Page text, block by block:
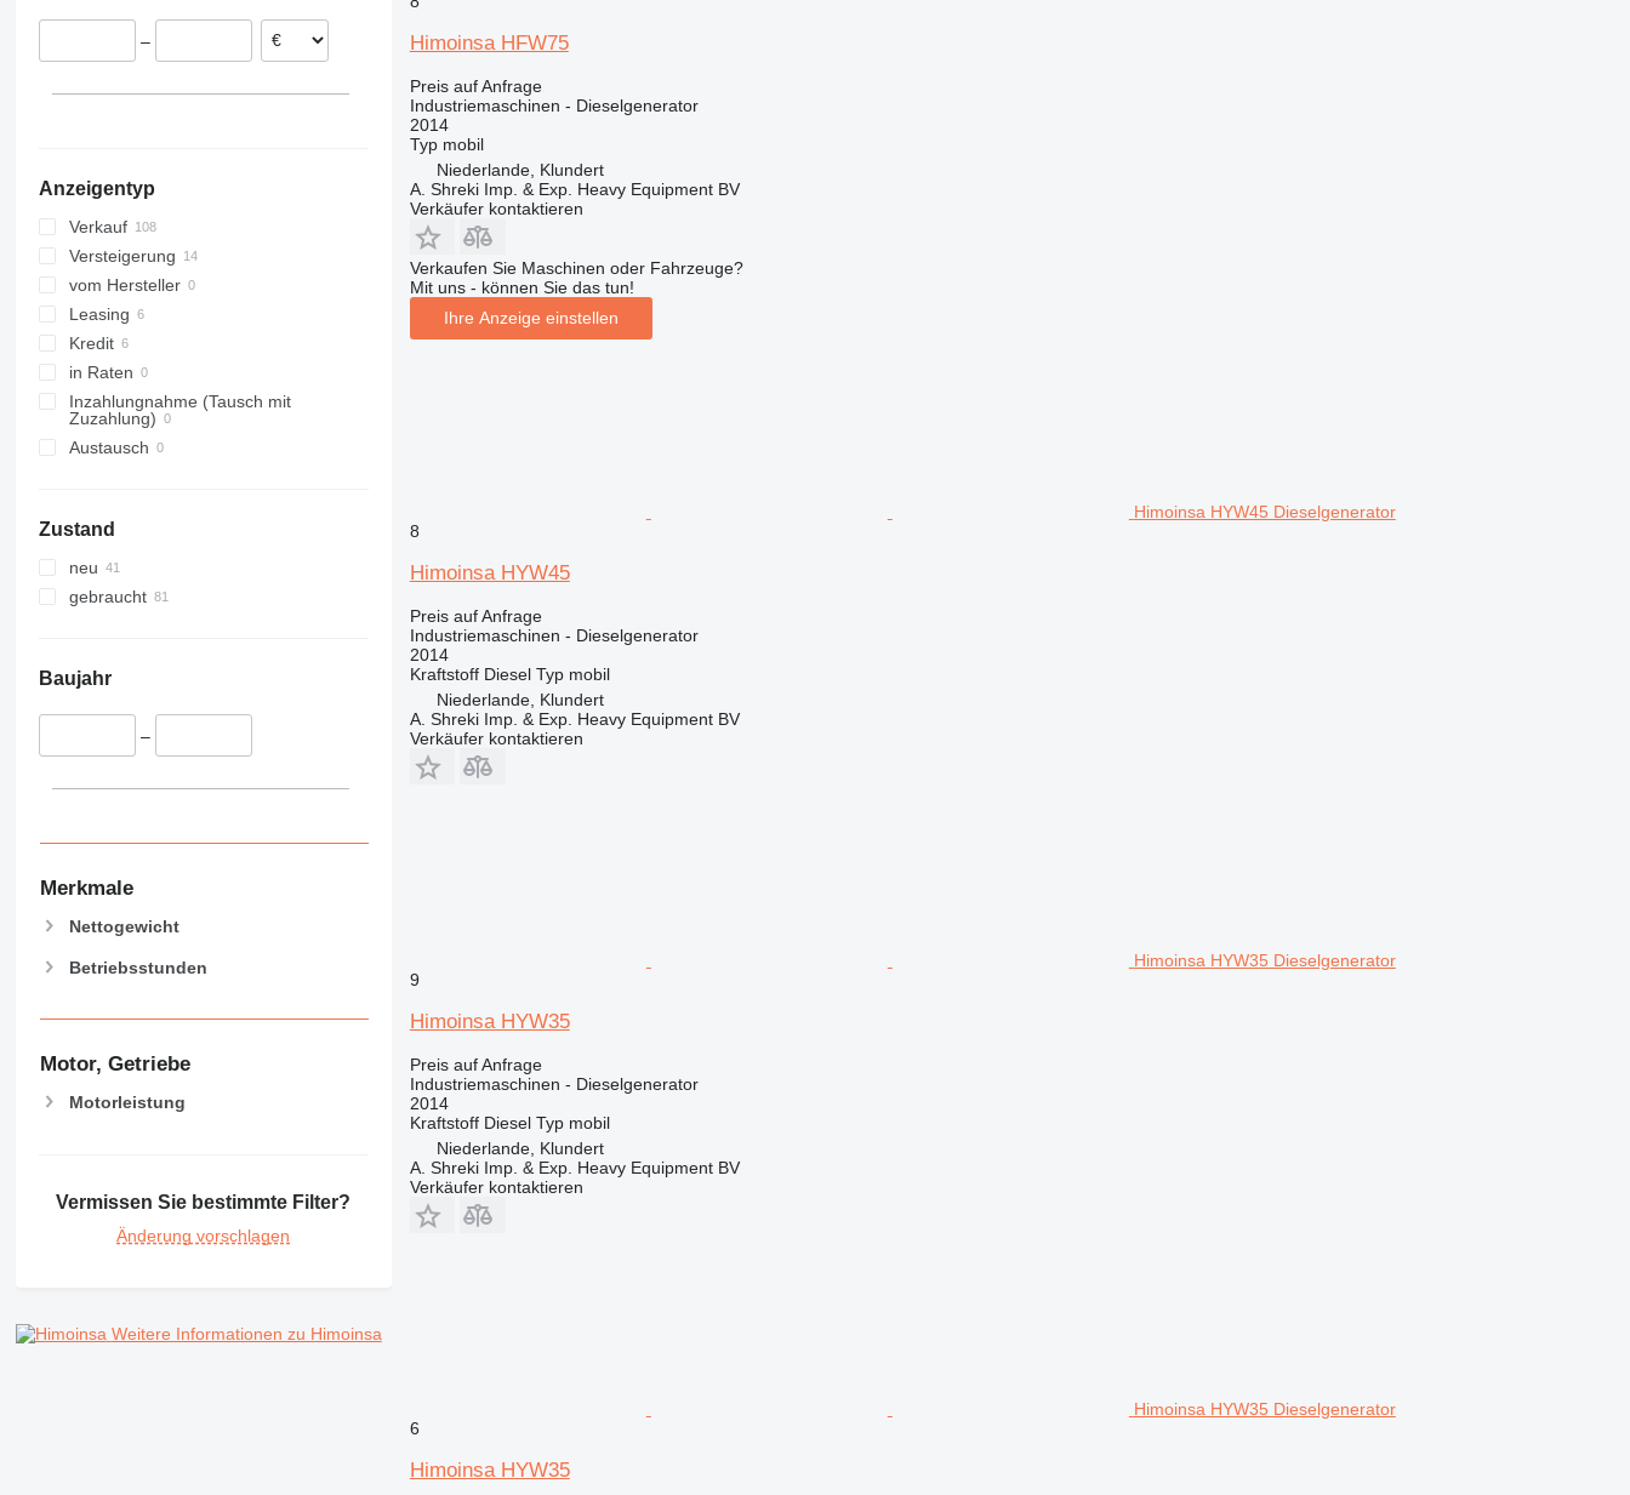
Deutschland
Litauen
–
Anzeigentyp
Verkauf
Versteigerung
vom Hersteller
Leasing
Kredit
in Raten
Inzahlungnahme (Tausch mit
Zuzahlung)
Austausch
Zustand
neu
gebraucht
Baujahr
–
Merkmale
Nettogewicht
Betriebsstunden
Motor, Getriebe
Motorleistung
Vermissen Sie bestimmte Filter?
Änderung vorschlagen
Weitere Informationen zu Himoinsa
Himoinsa HFW75
Preis auf Anfrage
Industriemaschinen - Dieselgenerator
2014
Typ mobil
Niederlande, Klundert
A. Shreki Imp. & Exp. Heavy Equipment BV
Verkäufer kontaktieren
Verkaufen Sie Maschinen oder Fahrzeuge?
Mit uns - können Sie das tun!
Ihre Anzeige einstellen
Himoinsa HYW45 Dieselgenerator
8
Himoinsa HYW45
Preis auf Anfrage
Industriemaschinen - Dieselgenerator
2014
Kraftstoff Diesel Typ mobil
Niederlande, Klundert
A. Shreki Imp. & Exp. Heavy Equipment BV
Verkäufer kontaktieren
Himoinsa HYW35 Dieselgenerator
9
Himoinsa HYW35
Preis auf Anfrage
Industriemaschinen - Dieselgenerator
2014
Kraftstoff Diesel Typ mobil
Niederlande, Klundert
A. Shreki Imp. & Exp. Heavy Equipment BV
Verkäufer kontaktieren
Himoinsa HYW35 Dieselgenerator
6
Himoinsa HYW35